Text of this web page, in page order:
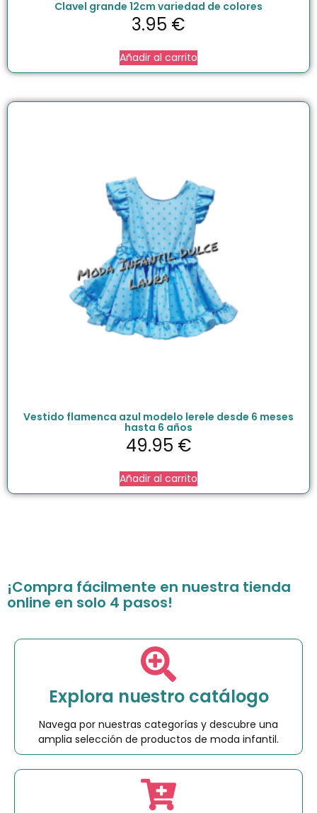
Clavel grande 12cm variedad de colores
3.95 €
Añadir al carrito
Vestido flamenca azul modelo lerele desde 6 meses
hasta 6 años
49.95 €
Añadir al carrito
¡Compra fácilmente en nuestra tienda
online en solo 4 pasos!
Explora nuestro catálogo
Navega por nuestras categorías y descubre una
amplia selección de productos de moda infantil.